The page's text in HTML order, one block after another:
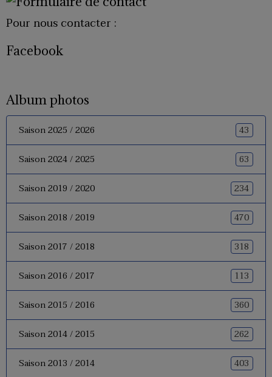
Pour nous contacter :
Facebook
Album photos
Saison 2025 / 2026 43
Saison 2024 / 2025 63
Saison 2019 / 2020 234
Saison 2018 / 2019 470
Saison 2017 / 2018 318
Saison 2016 / 2017 113
Saison 2015 / 2016 360
Saison 2014 / 2015 262
Saison 2013 / 2014 403